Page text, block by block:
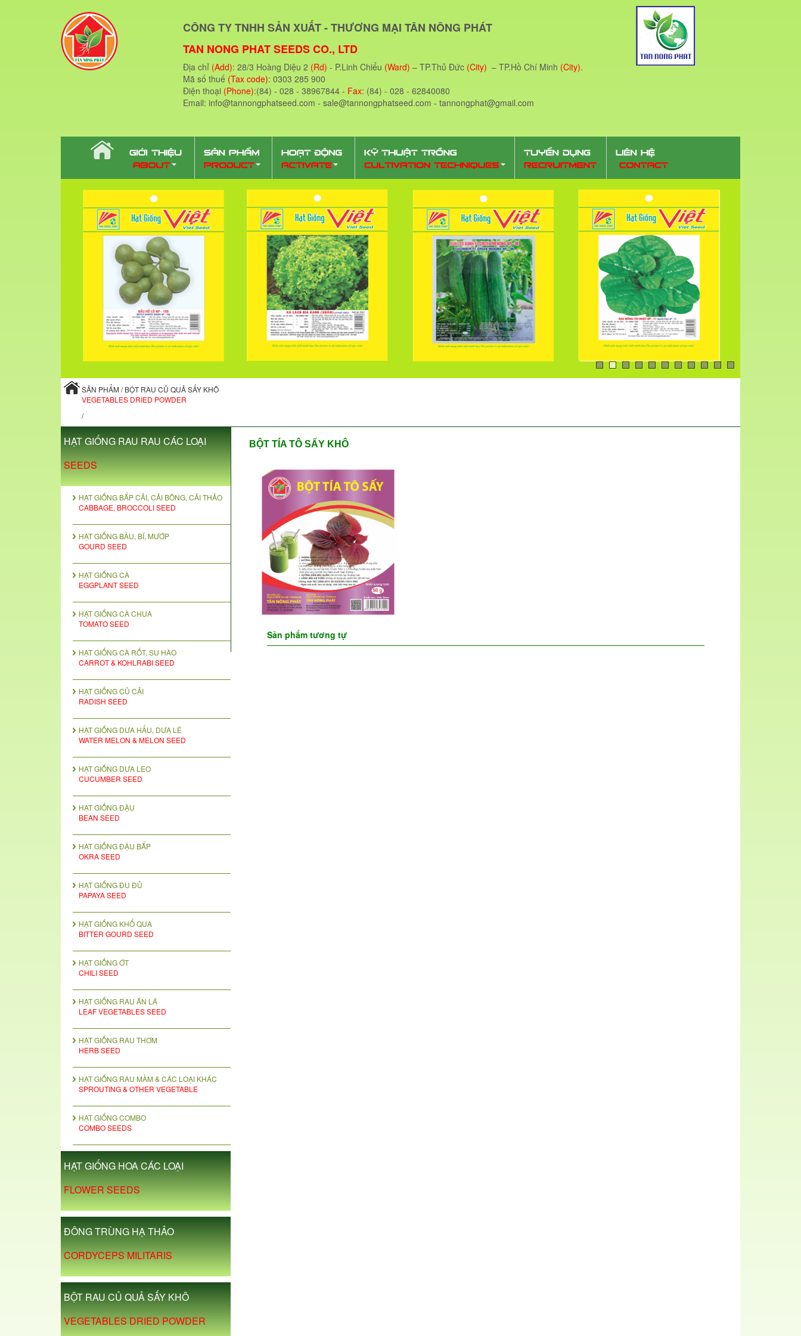
CÔNG TY TNHH SẢN XUẤT - THƯƠNG MẠI TÂN NÔNG PHÁT
TAN NONG PHAT SEEDS CO., LTD
Địa chỉ (Add): 28/3 Hoàng Diệu 2 (Rd) - P.Linh Chiểu (Ward) – TP.Thủ Đức (City) – TP.Hồ Chí Minh (City).
Mã số thuế (Tax code): 0303 285 900
Điện thoại (Phone):(84) - 028 - 38967844 - Fax: (84) - 028 - 62840080
Email: info@tannongphatseed.com - sale@tannongphatseed.com - tannongphat@gmail.com
SẢN PHẨM / BỘT RAU CỦ QUẢ SẤY KHÔ
VEGETABLES DRIED POWDER
/
HẠT GIỐNG RAU RAU CÁC LOẠI
SEEDS
HẠT GIỐNG BẮP CẢI, CẢI BÔNG, CẢI THẢO
CABBAGE, BROCCOLI SEED
HẠT GIỐNG BẦU, BÍ, MƯỚP
GOURD SEED
HẠT GIỐNG CÀ
EGGPLANT SEED
HẠT GIỐNG CÀ CHUA
TOMATO SEED
HẠT GIỐNG CÀ RỐT, SU HÀO
CARROT & KOHLRABI SEED
HẠT GIỐNG CỦ CẢI
RADISH SEED
HẠT GIỐNG DƯA HẤU, DƯA LÊ
WATER MELON & MELON SEED
HẠT GIỐNG DƯA LEO
CUCUMBER SEED
HẠT GIỐNG ĐẬU
BEAN SEED
HAT GIỐNG ĐẬU BẮP
OKRA SEED
HẠT GIỐNG ĐU ĐỦ
PAPAYA SEED
HẠT GIỐNG KHỔ QUA
BITTER GOURD SEED
HẠT GIỐNG ỚT
CHILI SEED
HẠT GIỐNG RAU ĂN LÁ
LEAF VEGETABLES SEED
HẠT GIỐNG RAU THƠM
HERB SEED
HẠT GIỐNG RAU MẦM & CÁC LOẠI KHÁC
SPROUTING & OTHER VEGETABLE
HẠT GIỐNG COMBO
COMBO SEEDS
HẠT GIỐNG HOA CÁC LOẠI
FLOWER SEEDS
ĐÔNG TRÙNG HẠ THẢO
CORDYCEPS MILITARIS
BỘT RAU CỦ QUẢ SẤY KHÔ
VEGETABLES DRIED POWDER
BỘT TÍA TÔ SẤY KHÔ
Sản phẩm tương tự